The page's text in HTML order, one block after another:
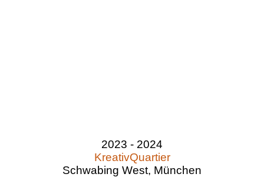
2023 - 2024
KreativQuartier
Schwabing West, München